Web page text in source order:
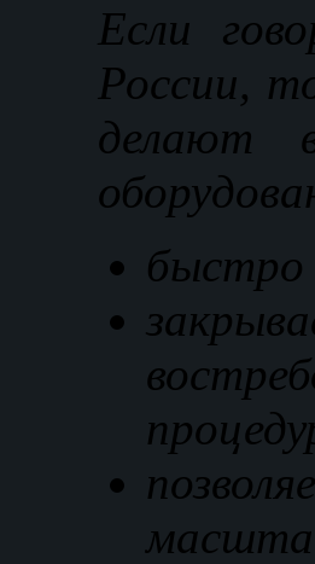
Если
России,
делают
быстро